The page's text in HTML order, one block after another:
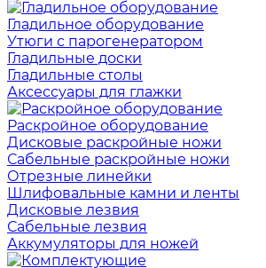
Гладильное оборудование
Утюги с парогенератором
Гладильные доски
Гладильные столы
Аксессуары для глажки
Раскройное оборудование
Дисковые раскройные ножи
Сабельные раскройные ножи
Отрезные линейки
Шлифовальные камни и ленты
Дисковые лезвия
Сабельные лезвия
Аккумуляторы для ножей